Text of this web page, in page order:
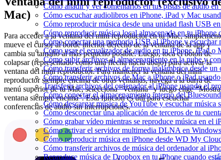
Cómo añadir y ver comentarios en tus pistas de audio
Cómo escuchar audiolibros en iPhone, iPad y Mac
Cómo reproducir música desde una unidad flash USB
Cómo reproducir música local almacenada en tu iPhone
Cómo conectar una memoria USB al iPhone y escuchar
Cómo usar el ecualizador de audio en tu iPhone, iPad o
Cómo subir archivos al almacenamiento en la nube y
Cómo transferir archivos de forma inalámbrica desde
Cómo transferir archivos de Mac a iPhone o iPad
Transferir archivos del ordenador al iPhone usando el
Cómo conectar el almacenamiento interno del
Cómo descargar música de YouTube y escuchar música
Cómo desconectar una aplicación de terceros de tu
Cómo grabar vídeo mientras se reproduce música en el
Cómo activar el servidor multimedia DLNA en
Cómo reproducir música en iPhone desde WD My
Cómo transferir archivos de música del ordenador al
Reproduce música de Dropbox en tu iPhone cuando
Mac)
Para acceder a la ventana del mini reproductor en tu Mac,
mueve el cursor al borde inferior derecho de la ventana de la app y
cambia su tamaño al más pequeño posible. Luego, toca el botón de
colapsar (representado como una flecha hacia abajo) para activar la
ventana del mini reproductor. Para mantener la ventana del mini
reproductor siempre encima de otras ventanas, navega a la barra de
menú superior de tu Mac, selecciona “Ventana” y luego elige
ventana siempre encima”. Esta función es útil para escuchar
conferencias de audio sin interrupciones.